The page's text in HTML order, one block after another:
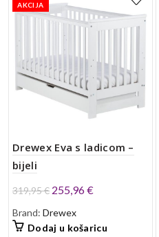
AKCIJA
Drewex Eva s ladicom –
bijeli
319,95€ Izvorna
bila
255,96€
je:
Brand:Drewex
Dodaj u košaricu